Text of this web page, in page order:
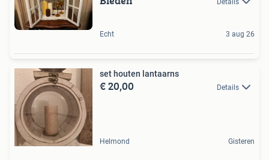
Echt 3 aug 26
set houten lantaarns
€ 20,00 Details
Helmond Gisteren